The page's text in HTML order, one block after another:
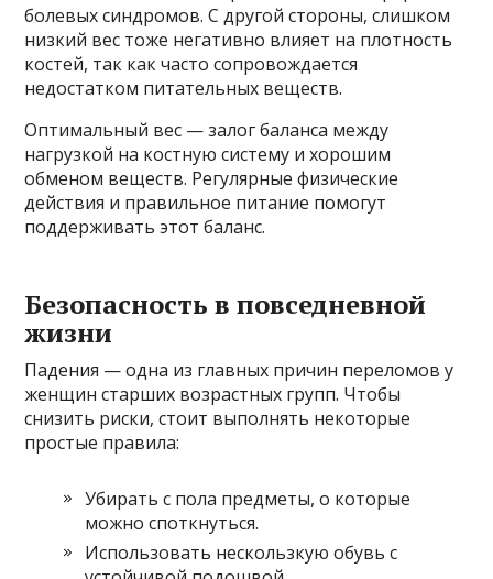
болевых синдромов. С другой стороны, слишком
низкий вес тоже негативно влияет на плотность
костей, так как часто сопровождается
недостатком питательных веществ.
Оптимальный вес — залог баланса между
нагрузкой на костную систему и хорошим
обменом веществ. Регулярные физические
действия и правильное питание помогут
поддерживать этот баланс.
Безопасность в повседневной
жизни
Падения — одна из главных причин переломов у
женщин старших возрастных групп. Чтобы
снизить риски, стоит выполнять некоторые
простые правила:
Убирать с пола предметы, о которые
можно споткнуться.
Использовать нескользкую обувь с